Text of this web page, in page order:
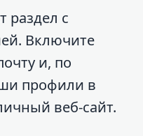
раздел с
Включите
и, по
профили в
веб-сайт.